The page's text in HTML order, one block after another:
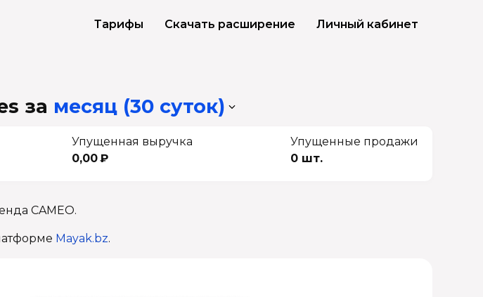
Тарифы Скачать расширение Личный кабинет
за месяц (30 суток)
Упущенная выручка
0,00 ₽
Упущенные продажи
0 шт.
CAMEO.
Mayak.bz.